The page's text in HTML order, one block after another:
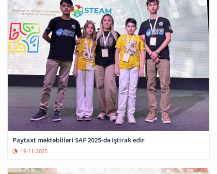
Paytaxt məktəbliləri SAF 2025-də iştirak edir
19-11-2025